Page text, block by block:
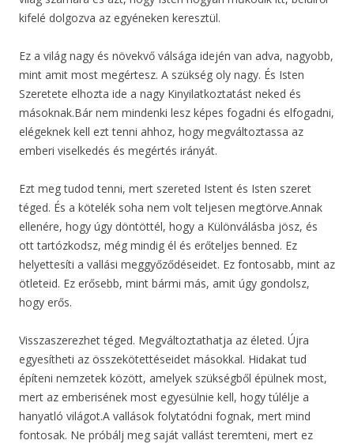
kifelé dolgozva az egyéneken keresztül.
Ez a világ nagy és növekvő válsága idején van adva, nagyobb,
mint amit most megértesz. A szükség oly nagy. És Isten
Szeretete elhozta ide a nagy Kinyilatkoztatást neked és
másoknak.Bár nem mindenki lesz képes fogadni és elfogadni,
elégeknek kell ezt tenni ahhoz, hogy megváltoztassa az
emberi viselkedés és megértés irányát.
Ezt meg tudod tenni, mert szereted Istent és Isten szeret
téged. És a kötelék soha nem volt teljesen megtörve.Annak
ellenére, hogy úgy döntöttél, hogy a Különválásba jösz, és
ott tartózkodsz, még mindig él és erőteljes benned. Ez
helyettesíti a vallási meggyőződéseidet. Ez fontosabb, mint az
ötleteid. Ez erősebb, mint bármi más, amit úgy gondolsz,
hogy erős.
Visszaszerezhet téged. Megváltoztathatja az életed. Újra
egyesítheti az összekötettéseidet másokkal. Hidakat tud
építeni nemzetek között, amelyek szükségből épülnek most,
mert az emberisének most egyesülnie kell, hogy túlélje a
hanyatló világot.A vallások folytatódni fognak, mert mind
fontosak. Ne próbálj meg saját vallást teremteni, mert ez